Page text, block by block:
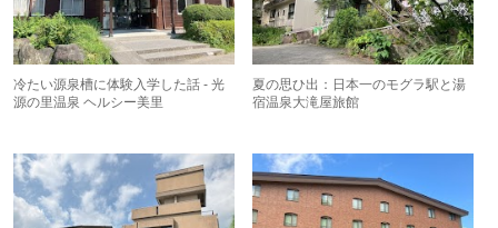
冷たい源泉槽に体験入学した話 - 光
源の里温泉 ヘルシー美里
夏の思ひ出：日本一のモグラ駅と湯
宿温泉大滝屋旅館